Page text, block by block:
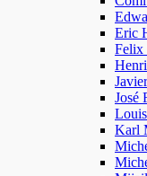
Eric
Felix
José
Karl